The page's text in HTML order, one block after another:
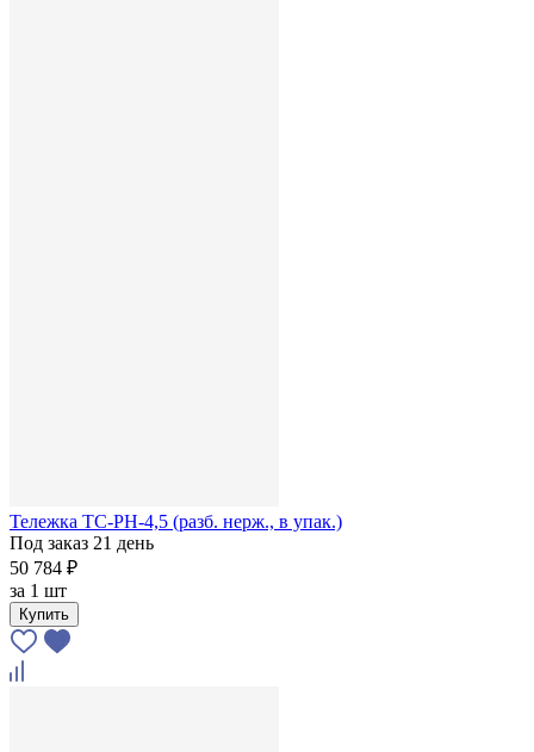
Тележка ТС-РН-4,5 (разб. нерж., в упак.)
Под заказ 21 день
50 784 ₽
за 1 шт
Купить